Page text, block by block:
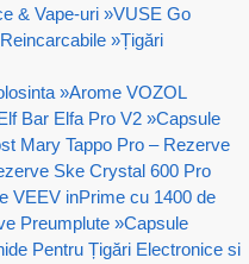
& Vape-uri »VUSE Go
»Țigări
»Arome VOZOL
Bar Elfa Pro V2 »Capsule
Mary Tappo Pro – Rezerve
Ske Crystal 600 Pro
VEEV inPrime cu 1400 de
Preumplute »Capsule
Pentru Țigări Electronice si